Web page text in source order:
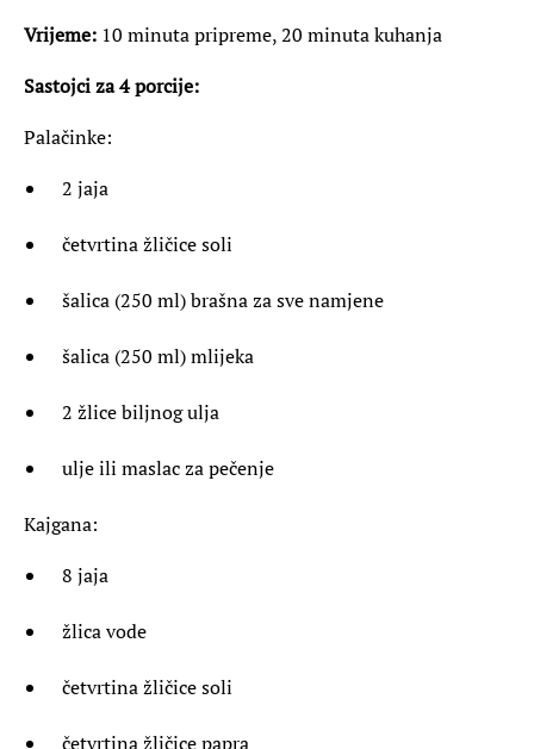
Vrijeme: 10 minuta pripreme, 20 minuta kuhanja
Sastojci za 4 porcije:
Palačinke:
2 jaja
četvrtina žličice soli
šalica (250 ml) brašna za sve namjene
šalica (250 ml) mlijeka
2 žlice biljnog ulja
ulje ili maslac za pečenje
Kajgana:
8 jaja
žlica vode
četvrtina žličice soli
četvrtina žličice papra